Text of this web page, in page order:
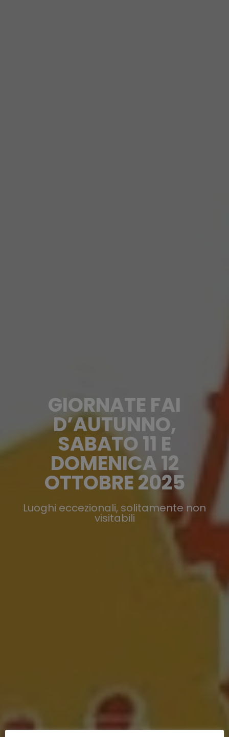
GIORNATE FAI
D’AUTUNNO,
SABATO 11 E
DOMENICA 12
OTTOBRE 2025
Luoghi eccezionali, solitamente non
visitabili